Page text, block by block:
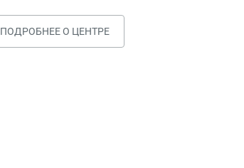
ПОДРОБНЕЕ О ЦЕНТРЕ